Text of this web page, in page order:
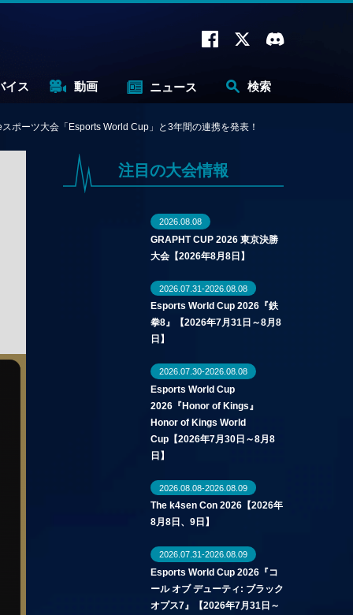
イス 動画 ニュース 検索
ポーツ大会「Esports World Cup」と3年間の連携を発表！
注目の大会情報
2026.08.08
GRAPHT CUP 2026 東京決勝
大会【2026年8月8日】
2026.07.31-2026.08.08
Esports World Cup 2026『鉄
拳8』【2026年7月31日～8月8
日】
2026.07.30-2026.08.08
Esports World Cup
2026『Honor of Kings』
Honor of Kings World
Cup【2026年7月30日～8月8
日】
2026.08.08-2026.08.09
The k4sen Con 2026【2026年
8月8日、9日】
2026.07.31-2026.08.09
Esports World Cup 2026『コ
ール オブ デューティ: ブラック
オプス7』【2026年7月31日～